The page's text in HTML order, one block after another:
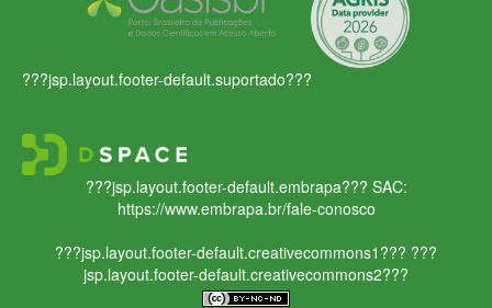
???jsp.layout.footer-default.suportado???
???jsp.layout.footer-default.embrapa??? SAC:
https://www.embrapa.br/fale-conosco
???jsp.layout.footer-default.creativecommons1??? ???
jsp.layout.footer-default.creativecommons2???